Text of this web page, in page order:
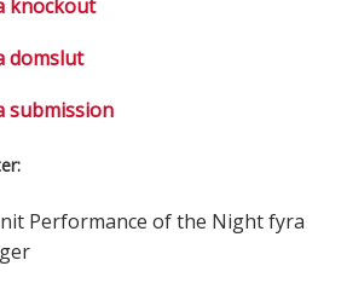
knockout
domslut
submission
Performance of the Night fyra